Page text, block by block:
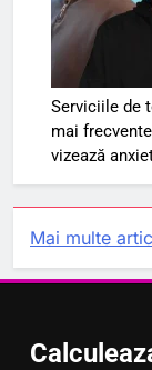
Serviciile de
mai
vizează
Mai multe